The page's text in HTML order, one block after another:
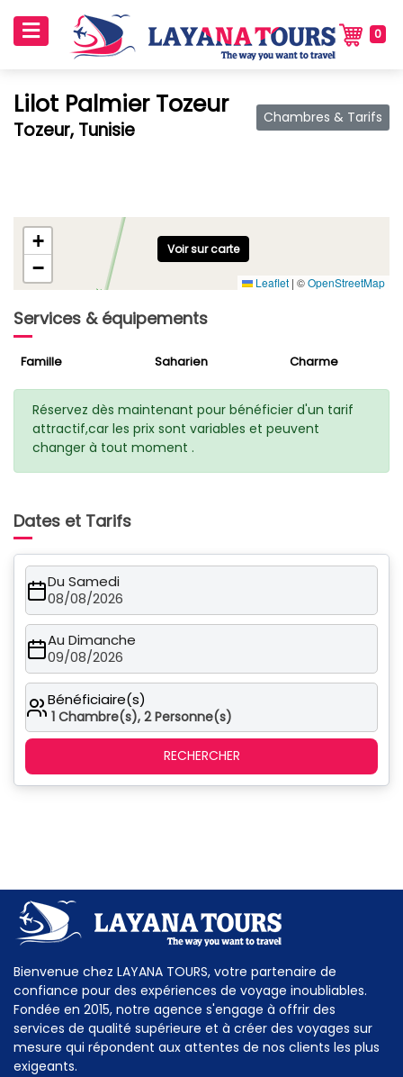
0
Lilot Palmier Tozeur
Tozeur, Tunisie
Chambres & Tarifs
+
−
Leaflet | ©OpenStreetMap
Voir sur carte
Services & équipements
Famille Saharien Charme
Réservez dès maintenant pour bénéficier d'un tarif
attractif,car les prix sont variables et peuvent
changer à tout moment .
Dates et Tarifs
Du Samedi
08/08/2026
Au Dimanche
09/08/2026
Bénéficiaire(s)
1 Chambre(s), 2Personne(s)
RECHERCHER
Bienvenue chez LAYANA TOURS, votre partenaire de
confiance pour des expériences de voyage inoubliables.
Fondée en 2015, notre agence s'engage à offrir des
services de qualité supérieure et à créer des voyages sur
mesure qui répondent aux attentes de nos clients les plus
exigeants.